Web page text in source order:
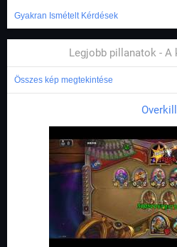
Gyakran Ismételt Kérdések
Legjobb pillanatok - A
Összes kép megtekintése
Overkill